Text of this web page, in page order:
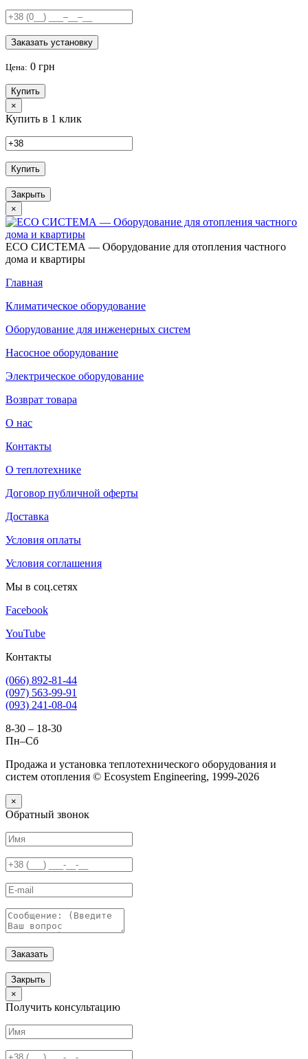
Заказать установку
Цена: 0 грн
Купить
×
Купить в 1 клик
Купить
Закрыть
×
ECO СИСТЕМА — Оборудование для отопления частного
дома и квартиры
Главная
Климатическое оборудование
Оборудование для инженерных систем
Насосное оборудование
Электрическое оборудование
Возврат товара
О нас
Контакты
О теплотехнике
Договор публичной оферты
Доставка
Условия оплаты
Условия соглашения
Мы в соц.сетях
Facebook
YouTube
Контакты
(066) 892-81-44
(097) 563-99-91
(093) 241-08-04
8-30 – 18-30
Пн–Сб
Продажа и установка теплотехнического оборудования и
систем отопления © Ecosystem Engineering, 1999-2026
×
Обратный звонок
Заказать
Закрыть
×
Получить консультацию